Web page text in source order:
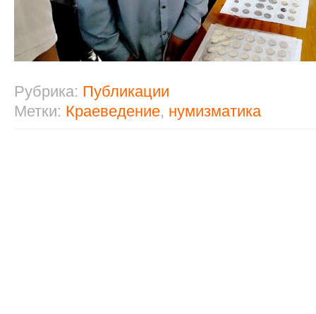
Рубрика: Публикации
Метки: Краеведение, нумизматика